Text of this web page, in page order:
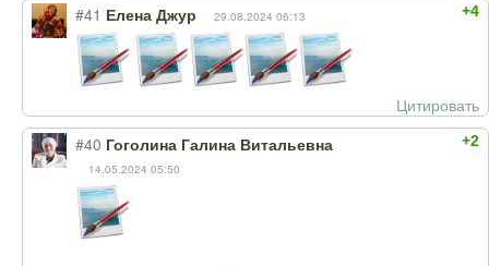
+4
#41 Елена Джур 29.08.2024 06:13
Цитировать
+2
#40 Гоголина Галина Витальевна
14.05.2024 05:50